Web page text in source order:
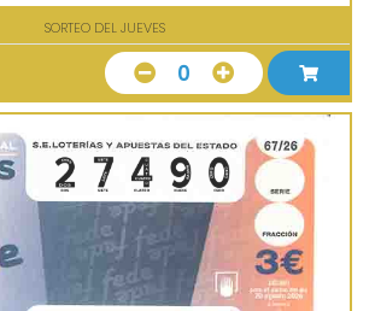
SORTEO DEL JUEVES
0